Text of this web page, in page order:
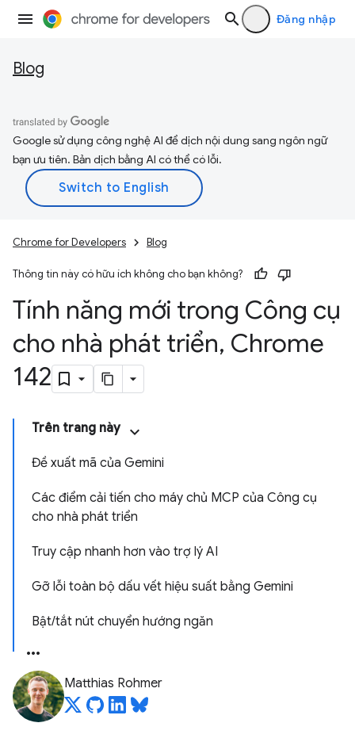
Đăng nhập
Blog
Google sử dụng công nghệ AI để dịch nội dung sang ngôn ngữ
bạn ưu tiên. Bản dịch bằng AI có thể có lỗi.
Chrome for Developers Blog
Thông tin này có hữu ích không cho bạn không?
Tính năng mới trong Công cụ
cho nhà phát triển, Chrome
142
Trên trang này
Đề xuất mã của Gemini
Các điểm cải tiến cho máy chủ MCP của Công cụ
cho nhà phát triển
Truy cập nhanh hơn vào trợ lý AI
Gỡ lỗi toàn bộ dấu vết hiệu suất bằng Gemini
Bật/tắt nút chuyển hướng ngăn
Matthias Rohmer